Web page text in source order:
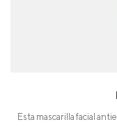
Esta mascarilla facial